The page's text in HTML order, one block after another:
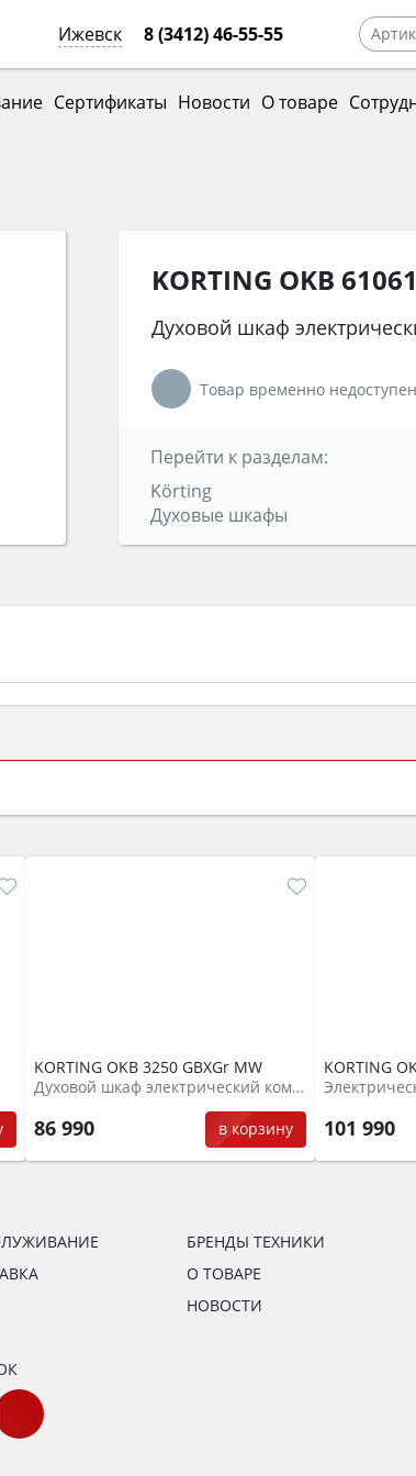
Ижевск 8 (3412) 46-55-55
Сертификаты Новости О товаре
KORTING OKB
Духовой шкаф
Товар временно
Перейти к разделам:
Körting
Духовые шкафы
функции (конвекция, гриль,
KORTING OKB 3250 GBXGr MW
Духовой шкаф электрический компактный + СВЧ
86 990 в корзину
KORTING
101 990
БРЕНДЫ ТЕХНИКИ
О ТОВАРЕ
НОВОСТИ